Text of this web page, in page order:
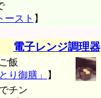
スト 】
電子レンジ調理器
飯
り御膳」 】
チン